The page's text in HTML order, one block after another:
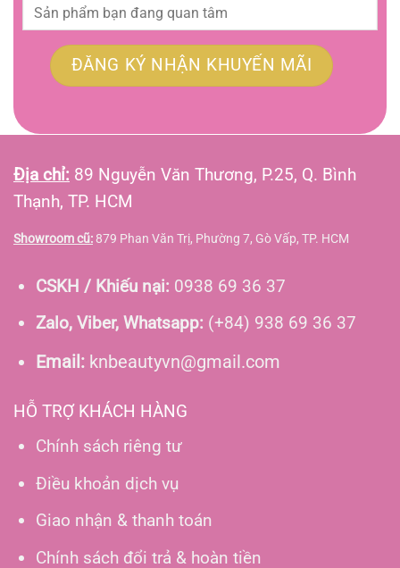
Địa chỉ: 89 Nguyễn Văn Thương, P.25, Q. Bình
Thạnh, TP. HCM
Showroom cũ: 879 Phan Văn Trị, Phường 7, Gò Vấp, TP. HCM
CSKH / Khiếu nại: 0938 69 36 37
Zalo, Viber, Whatsapp: (+84) 938 69 36 37
Email:knbeautyvn@gmail.com
HỖ TRỢ KHÁCH HÀNG
Chính sách riêng tư
Điều khoản dịch vụ
Giao nhận & thanh toán
Chính sách đổi trả & hoàn tiền